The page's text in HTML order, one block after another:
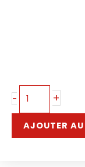
-
quantité
de
Science
+
AJOUTER